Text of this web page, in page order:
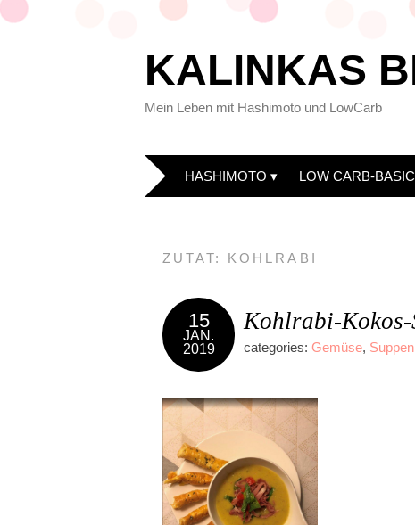
KALINKAS
Mein Leben mit Hashimoto und LowCarb
HASHIMOTO LOW CARB-
ZUTAT: KOHLRABI
15
JAN.
2019
Kohlrabi-Kokos-
categories: Gemüse, Suppen